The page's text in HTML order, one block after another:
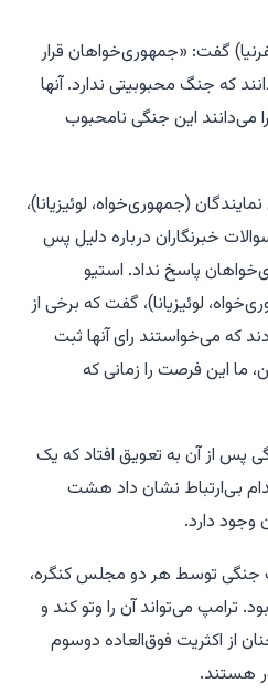
گفت: «جمهوری‌خواهان قرار
که جنگ محبوبیتی ندارد. آنها
می‌دانند این جنگی نامحبوب
(جمهوری‌خواه، لوئیزیانا)،
خبرنگاران درباره دلیل پس
پاسخ نداد. استیو
لوئیزیانا)، گفت که برخی از
که می‌خواستند رای آنها ثبت
ما این فرصت را زمانی که
پس از آن به تعویق افتاد که یک
بی‌ارتباط نشان داد هشت
دارد.
جنگی توسط هر دو مجلس کنگره،
ترامپ می‌تواند آن را وتو کند و
از اکثریت فوق‌العاده دوسوم
هستند.